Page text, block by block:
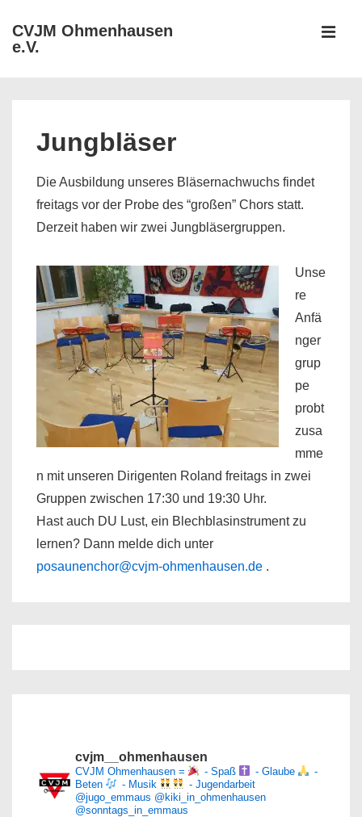
Zum
Inhalt
CVJM Ohmenhausen
e.V.
Jungbläser
Die Ausbildung unseres Bläsernachwuchs findet
freitags vor der Probe des “großen” Chors statt.
Derzeit haben wir zwei Jungbläsergruppen.
Unse
re
Anfä
nger
grup
pe
probt
zusa
mme
n mit unseren Dirigenten Roland freitags in zwei
Gruppen zwischen 17:30 und 19:30 Uhr.
Hast auch DU Lust, ein Blechblasinstrument zu
lernen? Dann melde dich unter
posaunenchor@cvjm-ohmenhausen.de .
cvjm__ohmenhausen
CVJM Ohmenhausen = - Spaß - Glaube
-
Beten
- Musik
- Jugendarbeit
@jugo_emmaus @kiki_in_ohmenhausen
@sonntags_in_emmaus